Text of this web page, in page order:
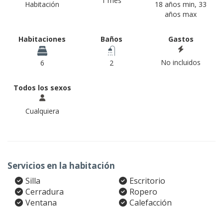
Habitación
18 años min, 33
años max
Habitaciones
6
Baños
2
Gastos
No incluidos
Todos los sexos
Cualquiera
Servicios en la habitación
Silla
Escritorio
Cerradura
Ropero
Ventana
Calefacción